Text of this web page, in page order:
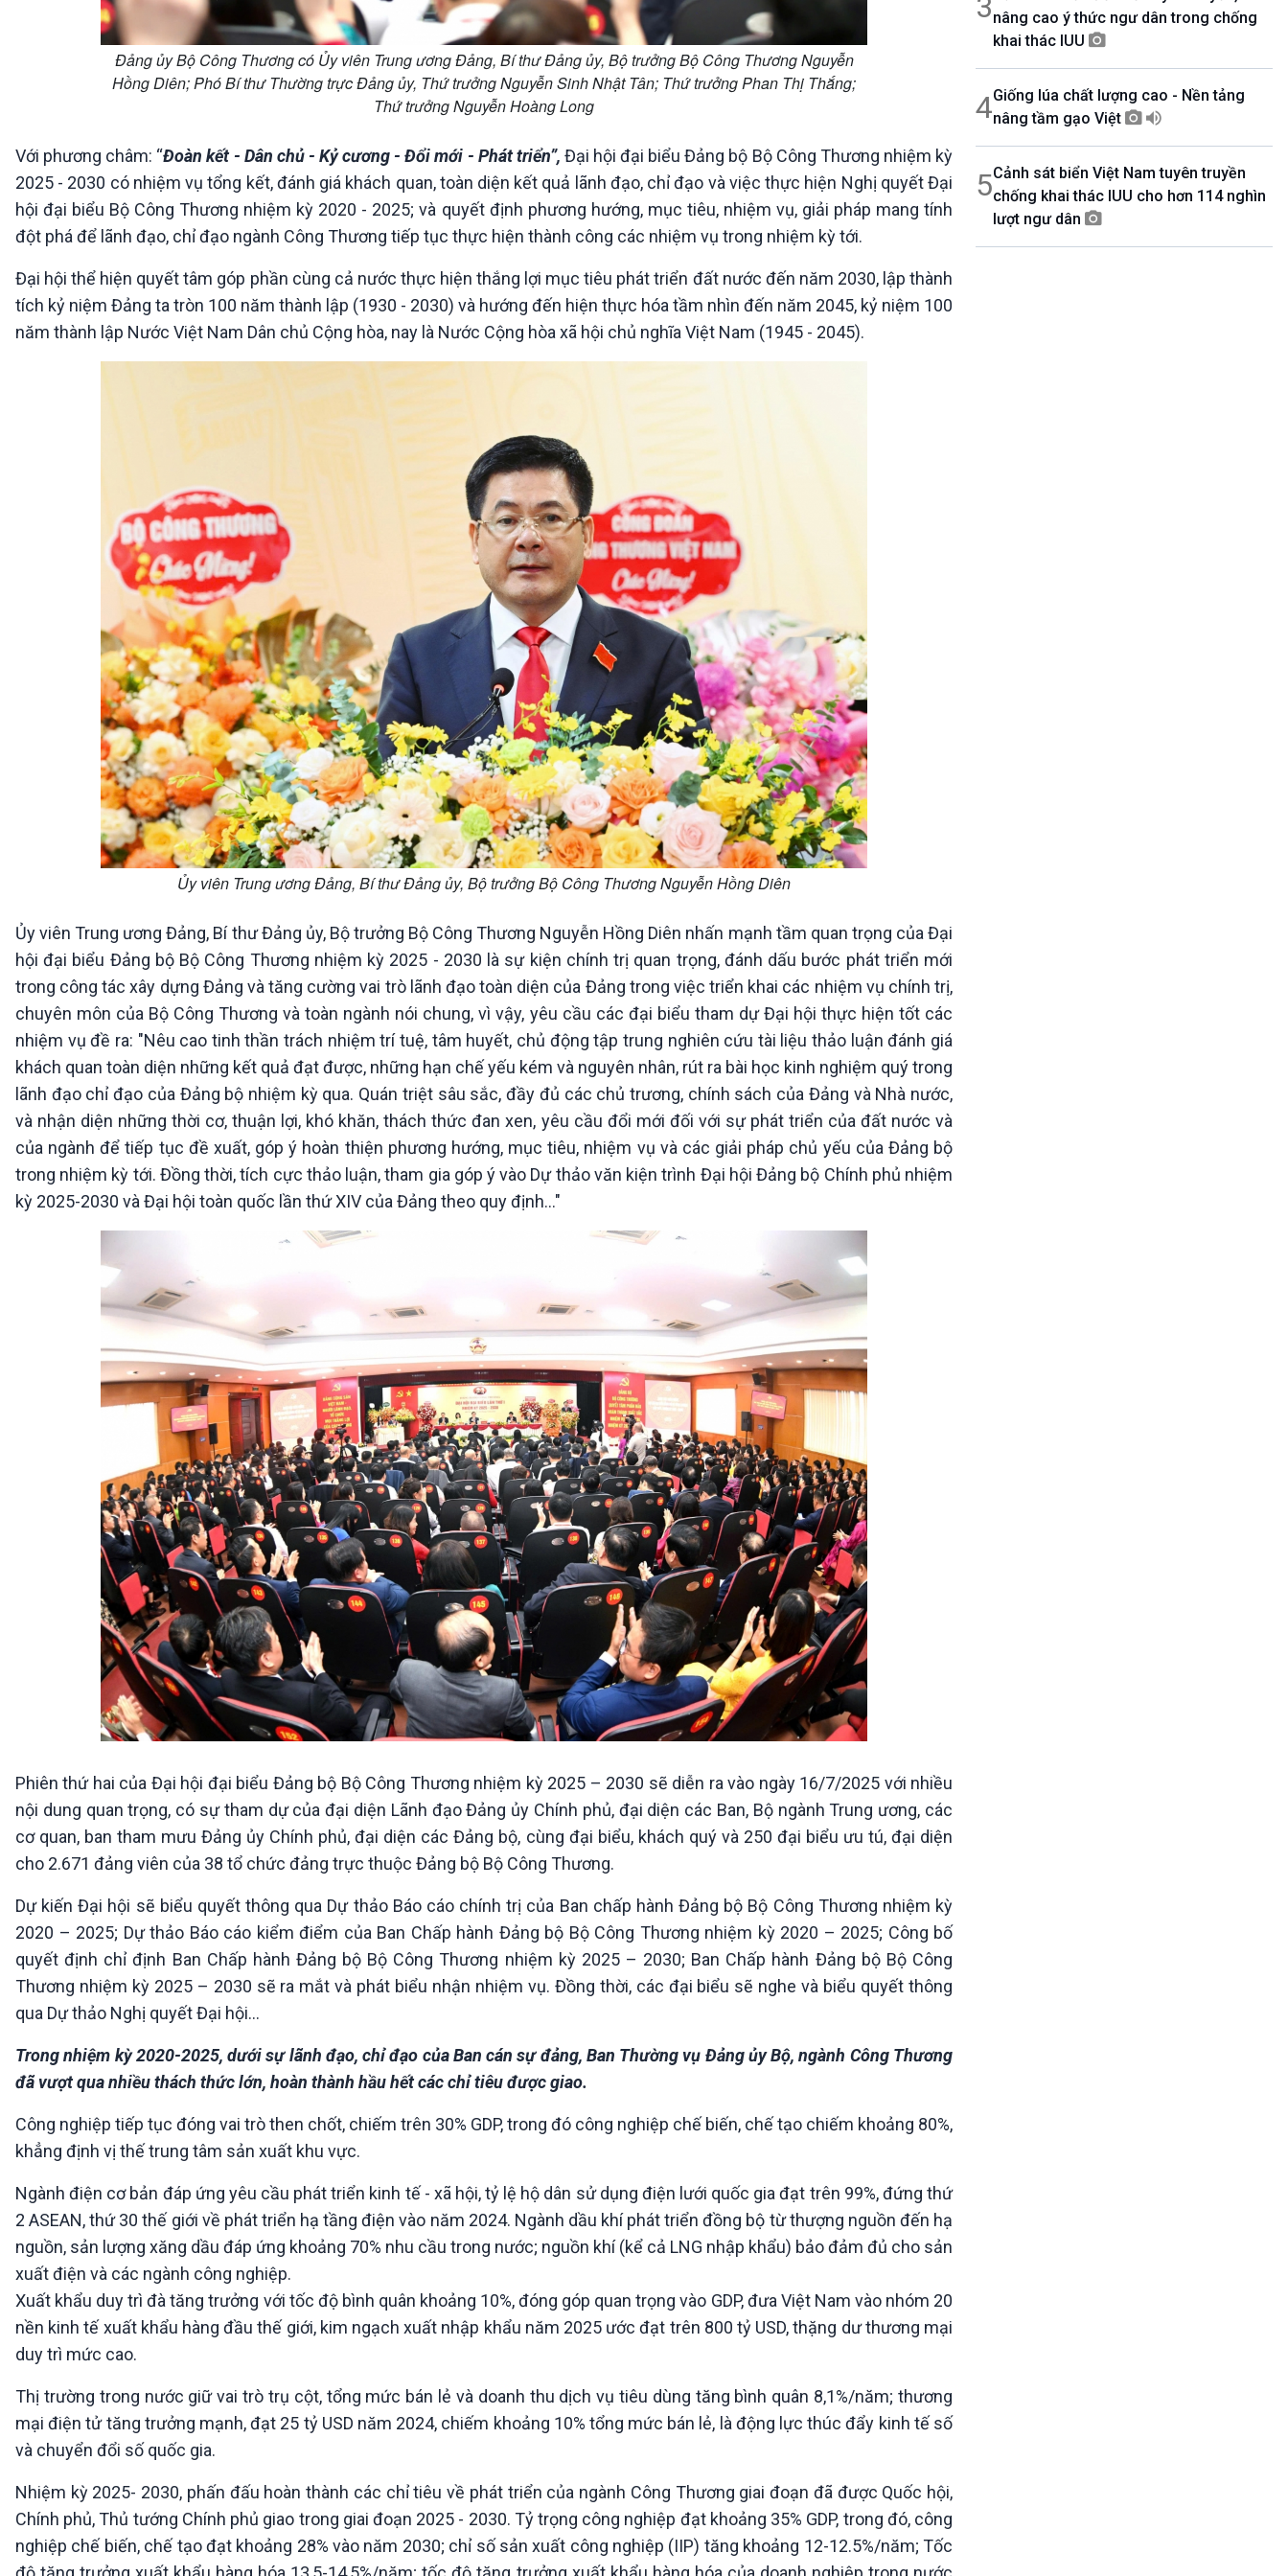
Đảng ủy Bộ Công Thương có Ủy viên Trung ương Đảng, Bí thư Đảng ủy, Bộ trưởng Bộ Công Thương Nguyễn
Hồng Diên; Phó Bí thư Thường trực Đảng ủy, Thứ trưởng Nguyễn Sinh Nhật Tân; Thứ trưởng Phan Thị Thắng;
Thứ trưởng Nguyễn Hoàng Long
Với phương châm: “Đoàn kết - Dân chủ - Kỷ cương - Đổi mới - Phát triển”, Đại hội đại biểu Đảng bộ Bộ Công Thương nhiệm kỳ
2025 - 2030 có nhiệm vụ tổng kết, đánh giá khách quan, toàn diện kết quả lãnh đạo, chỉ đạo và việc thực hiện Nghị quyết Đại
hội đại biểu Bộ Công Thương nhiệm kỳ 2020 - 2025; và quyết định phương hướng, mục tiêu, nhiệm vụ, giải pháp mang tính
đột phá để lãnh đạo, chỉ đạo ngành Công Thương tiếp tục thực hiện thành công các nhiệm vụ trong nhiệm kỳ tới.
Đại hội thể hiện quyết tâm góp phần cùng cả nước thực hiện thắng lợi mục tiêu phát triển đất nước đến năm 2030, lập thành
tích kỷ niệm Đảng ta tròn 100 năm thành lập (1930 - 2030) và hướng đến hiện thực hóa tầm nhìn đến năm 2045, kỷ niệm 100
năm thành lập Nước Việt Nam Dân chủ Cộng hòa, nay là Nước Cộng hòa xã hội chủ nghĩa Việt Nam (1945 - 2045).
Ủy viên Trung ương Đảng, Bí thư Đảng ủy, Bộ trưởng Bộ Công Thương Nguyễn Hồng Diên
Ủy viên Trung ương Đảng, Bí thư Đảng ủy, Bộ trưởng Bộ Công Thương Nguyễn Hồng Diên nhấn mạnh tầm quan trọng của Đại
hội đại biểu Đảng bộ Bộ Công Thương nhiệm kỳ 2025 - 2030 là sự kiện chính trị quan trọng, đánh dấu bước phát triển mới
trong công tác xây dựng Đảng và tăng cường vai trò lãnh đạo toàn diện của Đảng trong việc triển khai các nhiệm vụ chính trị,
chuyên môn của Bộ Công Thương và toàn ngành nói chung, vì vậy, yêu cầu các đại biểu tham dự Đại hội thực hiện tốt các
nhiệm vụ đề ra: "Nêu cao tinh thần trách nhiệm trí tuệ, tâm huyết, chủ động tập trung nghiên cứu tài liệu thảo luận đánh giá
khách quan toàn diện những kết quả đạt được, những hạn chế yếu kém và nguyên nhân, rút ra bài học kinh nghiệm quý trong
lãnh đạo chỉ đạo của Đảng bộ nhiệm kỳ qua. Quán triệt sâu sắc, đầy đủ các chủ trương, chính sách của Đảng và Nhà nước,
và nhận diện những thời cơ, thuận lợi, khó khăn, thách thức đan xen, yêu cầu đổi mới đối với sự phát triển của đất nước và
của ngành để tiếp tục đề xuất, góp ý hoàn thiện phương hướng, mục tiêu, nhiệm vụ và các giải pháp chủ yếu của Đảng bộ
trong nhiệm kỳ tới. Đồng thời, tích cực thảo luận, tham gia góp ý vào Dự thảo văn kiện trình Đại hội Đảng bộ Chính phủ nhiệm
kỳ 2025-2030 và Đại hội toàn quốc lần thứ XIV của Đảng theo quy định..."
Phiên thứ hai của Đại hội đại biểu Đảng bộ Bộ Công Thương nhiệm kỳ 2025 – 2030 sẽ diễn ra vào ngày 16/7/2025 với nhiều
nội dung quan trọng, có sự tham dự của đại diện Lãnh đạo Đảng ủy Chính phủ, đại diện các Ban, Bộ ngành Trung ương, các
cơ quan, ban tham mưu Đảng ủy Chính phủ, đại diện các Đảng bộ, cùng đại biểu, khách quý và 250 đại biểu ưu tú, đại diện
cho 2.671 đảng viên của 38 tổ chức đảng trực thuộc Đảng bộ Bộ Công Thương.
Dự kiến Đại hội sẽ biểu quyết thông qua Dự thảo Báo cáo chính trị của Ban chấp hành Đảng bộ Bộ Công Thương nhiệm kỳ
2020 – 2025; Dự thảo Báo cáo kiểm điểm của Ban Chấp hành Đảng bộ Bộ Công Thương nhiệm kỳ 2020 – 2025; Công bố
quyết định chỉ định Ban Chấp hành Đảng bộ Bộ Công Thương nhiệm kỳ 2025 – 2030; Ban Chấp hành Đảng bộ Bộ Công
Thương nhiệm kỳ 2025 – 2030 sẽ ra mắt và phát biểu nhận nhiệm vụ. Đồng thời, các đại biểu sẽ nghe và biểu quyết thông
qua Dự thảo Nghị quyết Đại hội…
Trong nhiệm kỳ 2020-2025, dưới sự lãnh đạo, chỉ đạo của Ban cán sự đảng, Ban Thường vụ Đảng ủy Bộ, ngành Công Thương
đã vượt qua nhiều thách thức lớn, hoàn thành hầu hết các chỉ tiêu được giao.
Công nghiệp tiếp tục đóng vai trò then chốt, chiếm trên 30% GDP, trong đó công nghiệp chế biến, chế tạo chiếm khoảng 80%,
khẳng định vị thế trung tâm sản xuất khu vực.
Ngành điện cơ bản đáp ứng yêu cầu phát triển kinh tế - xã hội, tỷ lệ hộ dân sử dụng điện lưới quốc gia đạt trên 99%, đứng thứ
2 ASEAN, thứ 30 thế giới về phát triển hạ tầng điện vào năm 2024. Ngành dầu khí phát triển đồng bộ từ thượng nguồn đến hạ
nguồn, sản lượng xăng dầu đáp ứng khoảng 70% nhu cầu trong nước; nguồn khí (kể cả LNG nhập khẩu) bảo đảm đủ cho sản
xuất điện và các ngành công nghiệp.
Xuất khẩu duy trì đà tăng trưởng với tốc độ bình quân khoảng 10%, đóng góp quan trọng vào GDP, đưa Việt Nam vào nhóm 20
nền kinh tế xuất khẩu hàng đầu thế giới, kim ngạch xuất nhập khẩu năm 2025 ước đạt trên 800 tỷ USD, thặng dư thương mại
duy trì mức cao.
Thị trường trong nước giữ vai trò trụ cột, tổng mức bán lẻ và doanh thu dịch vụ tiêu dùng tăng bình quân 8,1%/năm; thương
mại điện tử tăng trưởng mạnh, đạt 25 tỷ USD năm 2024, chiếm khoảng 10% tổng mức bán lẻ, là động lực thúc đẩy kinh tế số
và chuyển đổi số quốc gia.
Nhiệm kỳ 2025- 2030, phấn đấu hoàn thành các chỉ tiêu về phát triển của ngành Công Thương giai đoạn đã được Quốc hội,
Chính phủ, Thủ tướng Chính phủ giao trong giai đoạn 2025 - 2030. Tỷ trọng công nghiệp đạt khoảng 35% GDP, trong đó, công
nghiệp chế biến, chế tạo đạt khoảng 28% vào năm 2030; chỉ số sản xuất công nghiệp (IIP) tăng khoảng 12-12.5%/năm; Tốc
nâng cao ý thức ngư dân trong chống
khai thác IUU
4Giống lúa chất lượng cao - Nền tảng
nâng tầm gạo Việt
5Cảnh sát biển Việt Nam tuyên truyền
chống khai thác IUU cho hơn 114 nghìn
lượt ngư dân